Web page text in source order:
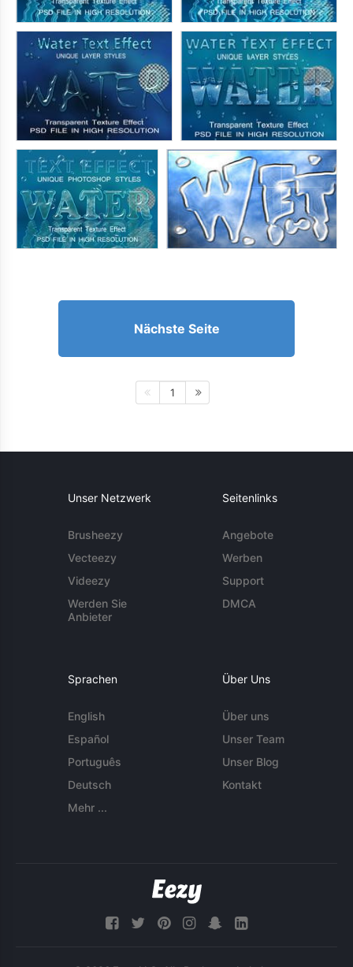
Nächste Seite
1
Unser Netzwerk
Brusheezy
Vecteezy
Videezy
Werden Sie
Anbieter
Seitenlinks
Angebote
Werben
Support
DMCA
Sprachen
English
Español
Português
Deutsch
Mehr ...
Über Uns
Über uns
Unser Team
Unser Blog
Kontakt